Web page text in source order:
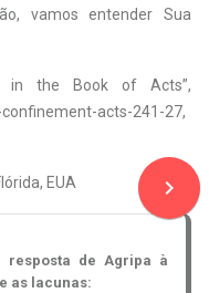
vamos entender Sua
in the Book of Acts”,
acts-241-27,
EUA
resposta de Agripa à
as lacunas:
navigate_next